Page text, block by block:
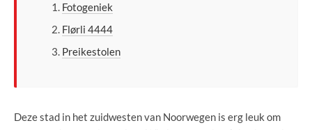
Fotogeniek
Flørli 4444
Preikestolen
Deze stad in het zuidwesten van Noorwegen is erg leuk om